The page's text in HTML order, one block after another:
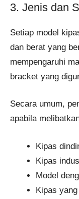
3. Jenis dan
Setiap model
dan berat yang
mempengaruhi
bracket yang
Secara umum,
apabila
Kipas
Kipas
Model
Kipas